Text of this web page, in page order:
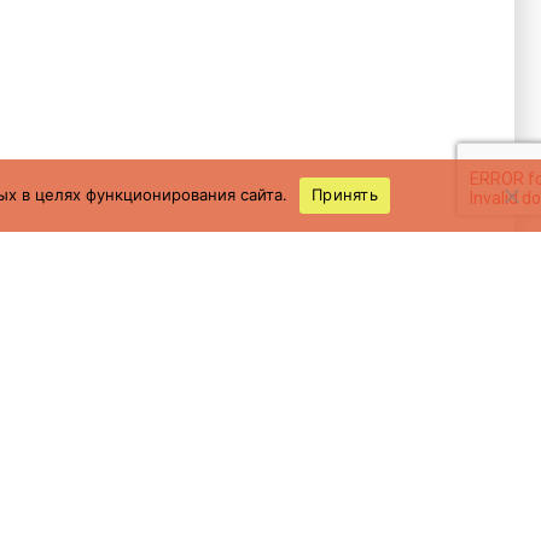
в целях функционирования сайта. Принять